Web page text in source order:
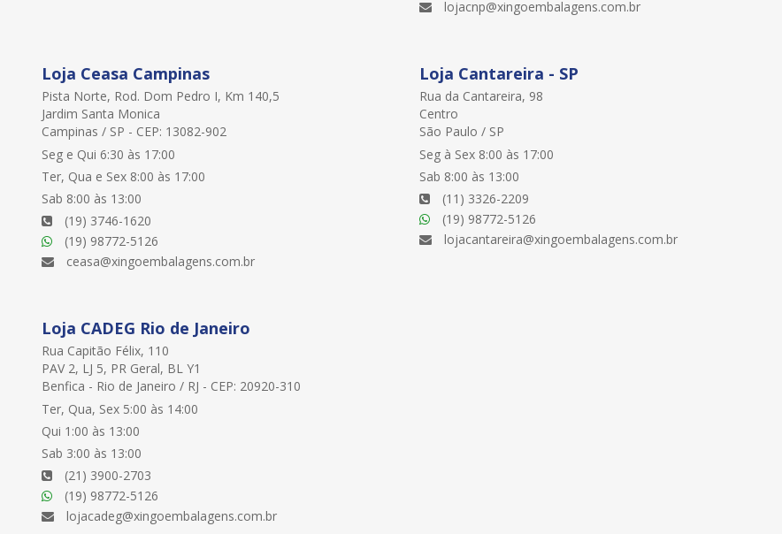
lojacnp@xingoembalagens.com.br
Loja Ceasa Campinas
Pista Norte, Rod. Dom Pedro I, Km 140,5
Jardim Santa Monica
Campinas / SP - CEP: 13082-902
Seg e Qui 6:30 às 17:00
Ter, Qua e Sex 8:00 às 17:00
Sab 8:00 às 13:00
(19) 3746-1620
(19) 98772-5126
ceasa@xingoembalagens.com.br
Loja Cantareira - SP
Rua da Cantareira, 98
Centro
São Paulo / SP
Seg à Sex 8:00 às 17:00
Sab 8:00 às 13:00
(11) 3326-2209
(19) 98772-5126
lojacantareira@xingoembalagens.com.br
Loja CADEG Rio de Janeiro
Rua Capitão Félix, 110
PAV 2, LJ 5, PR Geral, BL Y1
Benfica - Rio de Janeiro / RJ - CEP: 20920-310
Ter, Qua, Sex 5:00 às 14:00
Qui 1:00 às 13:00
Sab 3:00 às 13:00
(21) 3900-2703
(19) 98772-5126
lojacadeg@xingoembalagens.com.br